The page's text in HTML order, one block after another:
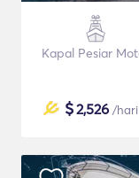
Kapal Pesiar
$2,526 /hari